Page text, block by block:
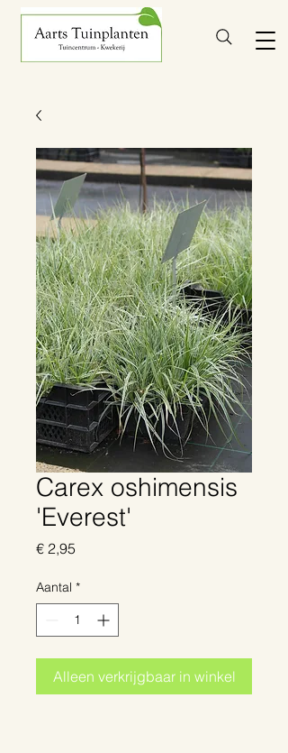
Carex oshimensis
'Everest'
€ 2,95
Aantal *
Alleen verkrijgbaar in winkel